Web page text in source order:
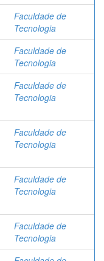
Faculdade de
Tecnologia
Faculdade de
Tecnologia
Faculdade de
Tecnologia
Faculdade de
Tecnologia
Faculdade de
Tecnologia
Faculdade de
Tecnologia